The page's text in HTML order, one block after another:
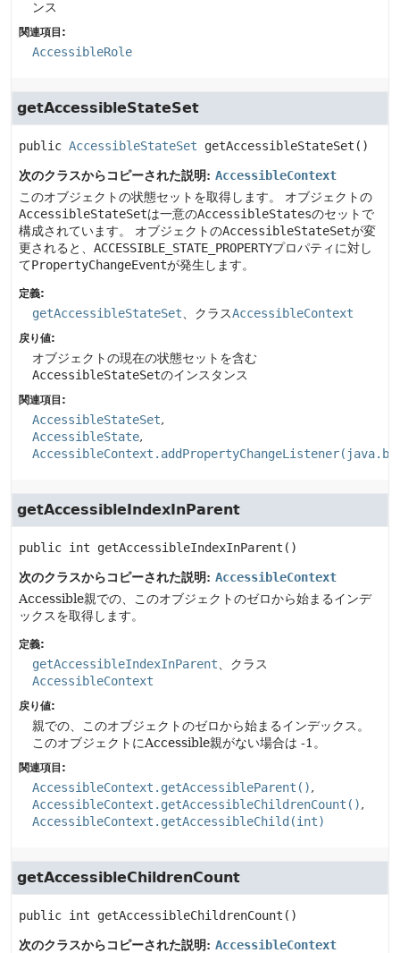
ンス
関連項目:
AccessibleRole
getAccessibleStateSet
public AccessibleStateSet getAccessibleStateSet ()
次のクラスからコピーされた説明: AccessibleContext
このオブジェクトの状態セットを取得します。
オブジェクトの
AccessibleStateSetは一意のAccessibleStatesのセットで
構成されています。
オブジェクトのAccessibleStateSetが変
更されると、 ACCESSIBLE_STATE_PROPERTYプロパティに対し
てPropertyChangeEventが発生します。
定義:
getAccessibleStateSet 、クラスAccessibleContext
戻り値:
オブジェクトの現在の状態セットを含む
AccessibleStateSetのインスタンス
関連項目:
AccessibleStateSet
AccessibleState
getAccessibleIndexInParent
public int getAccessibleIndexInParent ()
次のクラスからコピーされた説明: AccessibleContext
Accessible親での、このオブジェクトのゼロから始まるインデ
ックスを取得します。
定義:
getAccessibleIndexInParent 、クラス
AccessibleContext
戻り値:
親での、このオブジェクトのゼロから始まるインデックス。
このオブジェクトにAccessible親がない場合は -1。
関連項目:
AccessibleContext.getAccessibleParent()
AccessibleContext.getAccessibleChildrenCount()
AccessibleContext.getAccessibleChild(int)
getAccessibleChildrenCount
public int getAccessibleChildrenCount ()
次のクラスからコピーされた説明: AccessibleContext